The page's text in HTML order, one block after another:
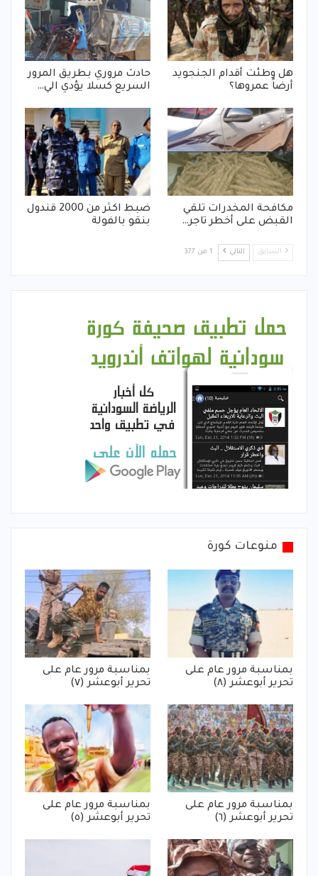
هل وطئت أقدام الجنجويد
أرضاً عمروها؟
حادث مروري بطريق المرور
السريع كسلا يؤدي الي…
مكافحة المخدرات تلقي
القبض على أخطر تاجر…
ضبط اكثر من 2000 قندول
بنقو بالفولة
السابق التالي 1 من 377
منوعات كورة
بمناسبة مرور عام على
تحرير أبوعشر (٨)
بمناسبة مرور عام على
تحرير أبوعشر (٧)
بمناسبة مرور عام على
تحرير أبوعشر (٦)
بمناسبة مرور عام على
تحرير أبوعشر (٥)